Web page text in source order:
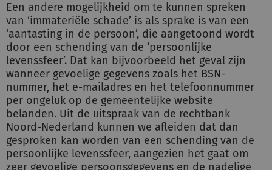
Een andere mogelijkheid om te kunnen spreken
van ‘immateriële schade’ is als sprake is van een
‘aantasting in de persoon’, die aangetoond wordt
door een schending van de ‘persoonlijke
levenssfeer’. Dat kan bijvoorbeeld het geval zijn
wanneer gevoelige gegevens zoals het BSN-
nummer, het e-mailadres en het telefoonnummer
per ongeluk op de gemeentelijke website
belanden. Uit de uitspraak van de rechtbank
Noord-Nederland kunnen we afleiden dat dan
gesproken kan worden van een schending van de
persoonlijke levenssfeer, aangezien het gaat om
zeer gevoelige persoonsgegevens en de nadelige